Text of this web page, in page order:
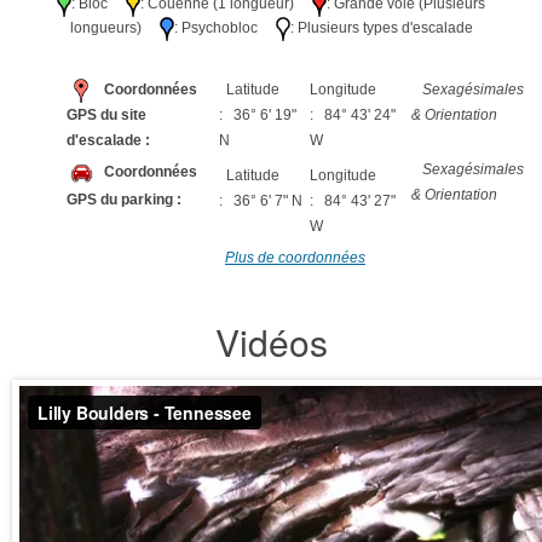
: Bloc : Couenne (1 longueur)
: Grande voie (Plusieurs
longueurs)
: Psychobloc : Plusieurs types d'escalade
Coordonnées
GPS du site
d'escalade :
Latitude
: 36° 6' 19"
N
Longitude
: 84° 43' 24"
W
Sexagésimales
& Orientation
Coordonnées
GPS du parking :
Latitude
: 36° 6' 7" N
Longitude
: 84° 43' 27"
W
Sexagésimales
& Orientation
Plus de coordonnées
Vidéos